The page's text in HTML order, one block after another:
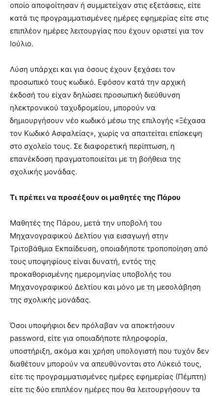
οποίο αποφοίτησαν ή συμμετείχαν στις εξετάσεις, είτε
κατά τις προγραμματισμένες ημέρες εφημερίας είτε στις
επιπλέον ημέρες λειτουργίας που έχουν οριστεί για τον
Ιούλιο.
Λύση υπάρχει και για όσους έχουν ξεχάσει τον
προσωπικό τους κωδικό. Εφόσον κατά την αρχική
έκδοσή του είχαν δηλώσει προσωπική διεύθυνση
ηλεκτρονικού ταχυδρομείου, μπορούν να
δημιουργήσουν νέο κωδικό μέσω της επιλογής «Ξέχασα
τον Κωδικό Ασφαλείας», χωρίς να απαιτείται επίσκεψη
στο σχολείο τους. Σε διαφορετική περίπτωση, η
επανέκδοση πραγματοποιείται με τη βοήθεια της
σχολικής μονάδας.
Τι πρέπει να προσέξουν οι μαθητές της Πάρου
Μαθητές της Πάρου, μετά την υποβολή του
Μηχανογραφικού Δελτίου για εισαγωγή στην
Τριτοβάθμια Εκπαίδευση, οποιαδήποτε τροποποίηση από
τους υποψηφίους είναι δυνατή, εντός της
προκαθορισμένης ημερομηνίας υποβολής του
Μηχανογραφικού Δελτίου και μόνο με τη μεσολάβηση
της σχολικής μονάδας.
Όσοι υποψήφιοι δεν πρόλαβαν να αποκτήσουν
password, είτε για οποιαδήποτε πληροφορία,
υποστήριξη, ακόμα και χρήση υπολογιστή που τυχόν δεν
διαθέτουν μπορούν να απευθύνονται στο Λύκειό τους,
είτε τις προγραμματισμένες ημέρες εφημερίας (Πέμπτη)
είτε τις δύο επιπλέον ημέρες που θα λειτουργήσουν τα